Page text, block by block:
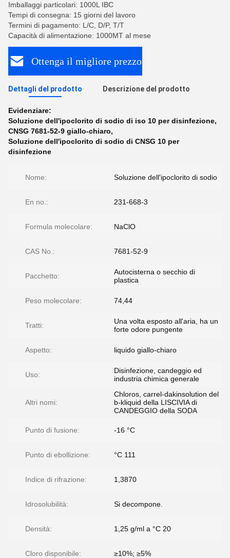
Imballaggi particolari: 1000L IBC
Tempi di consegna: 15 giorni del lavoro
Termini di pagamento: L/C, D/P, T/T
Capacità di alimentazione: 1000MT al mese
Ottenga il migliore prezzo
Dettagli del prodotto Descrizione del prodotto
Evidenziare:
Soluzione dell'ipoclorito di sodio di iso 10 per disinfezione,
CNSG 7681-52-9 giallo-chiaro,
Soluzione dell'ipoclorito di sodio di CNSG 10 per
disinfezione
Nome: Soluzione dell'ipoclorito di sodio
En no.: 231-668-3
Formula molecolare: NaClO
CAS No.: 7681-52-9
Pacchetto:
Autocisterna o secchio di
plastica
Peso molecolare: 74,44
Tratti:
Una volta esposto all'aria, ha un
forte odore pungente
Aspetto: liquido giallo-chiaro
Uso:
Disinfezione, candeggio ed
industria chimica generale
Altri nomi:
Chloros, carrel-dakinsolution del
b-kliquid della LISCIVIA di
CANDEGGIO della SODA
Punto di fusione: -16 °C
Punto di ebollizione: °C 111
Indice di rifrazione: 1,3870
Idrosolubilità: Si decompone.
Densità: 1,25 g/ml a °C 20
Cloro disponibile: ≥10%; ≥5%